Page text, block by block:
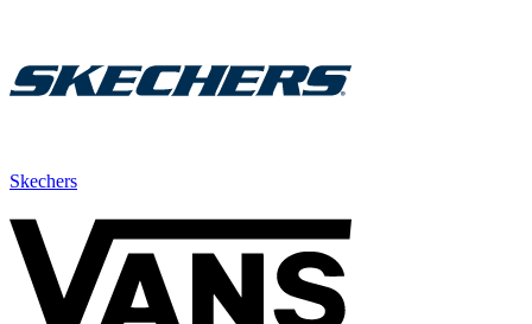
Skechers